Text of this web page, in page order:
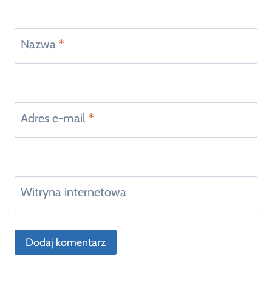
Nazwa *
Adres e-mail *
Witryna internetowa